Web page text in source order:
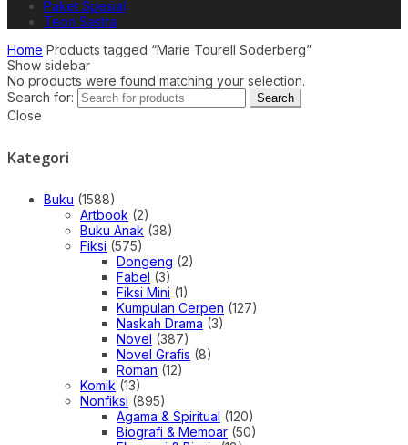
Paket Spesial
Teori Sastra
Home Products tagged “Marie Tourell Soderberg”
Show sidebar
No products were found matching your selection.
Search for:
Search
Close
Kategori
Buku (1588)
Artbook (2)
Buku Anak (38)
Fiksi (575)
Dongeng (2)
Fabel (3)
Fiksi Mini (1)
Kumpulan Cerpen (127)
Naskah Drama (3)
Novel (387)
Novel Grafis (8)
Roman (12)
Komik (13)
Nonfiksi (895)
Agama & Spiritual (120)
Biografi & Memoar (50)